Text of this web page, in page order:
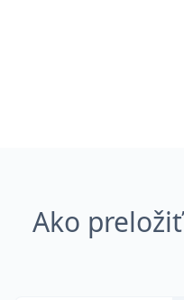
Ako